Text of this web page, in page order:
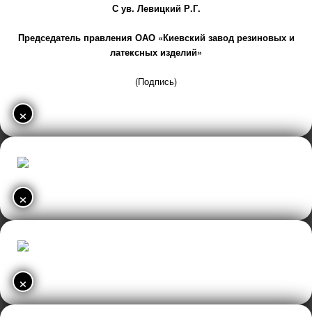
С ув. Левицкий Р.Г.
Председатель правления ОАО «Киевский завод резиновых и
латексных изделий»
(Подпись)
×
×
×